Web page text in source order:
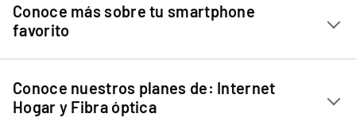
Conoce más sobre tu smartphone
favorito
Chip Entel
Apple iPhone 11
Apple iPhone 12 Mini
Conoce nuestros planes de: Internet
Hogar y Fibra óptica